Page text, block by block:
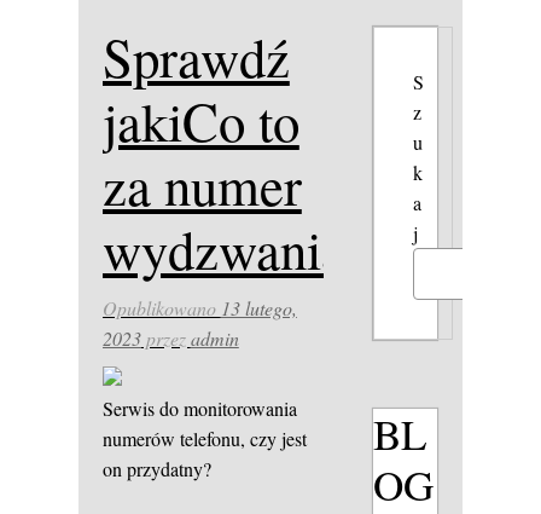
Sprawdź
jakiCo to
za numer
wydzwania?
Opublikowano 13 lutego,
2023przezadmin
Serwis do monitorowania
numerów telefonu, czy jest
on przydatny?
S
z
u
k
a
j
BL
OG